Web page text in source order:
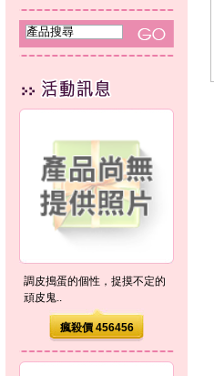
調皮搗蛋的個性，捉摸不定的
頑皮鬼..
瘋殺價 456456